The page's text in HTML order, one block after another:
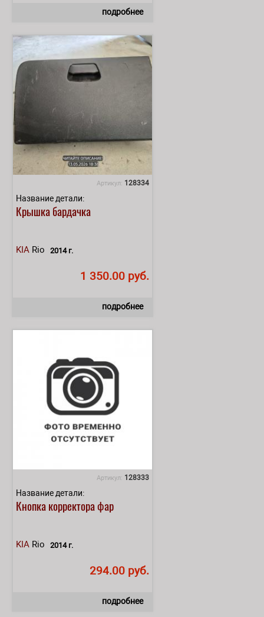
подробнее
Артикул: 128334
Название детали:
Крышка бардачка
KIA Rio 2014 г.
1 350.00 руб.
подробнее
Артикул: 128333
Название детали:
Кнопка корректора фар
KIA Rio 2014 г.
294.00 руб.
подробнее